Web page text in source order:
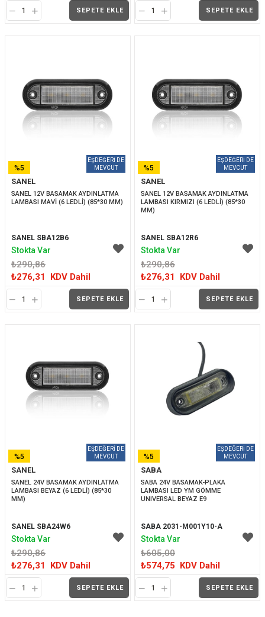
SEPETE EKLE SEPETE EKLE
SANEL
SANEL 12V BASAMAK AYDINLATMA
LAMBASI MAVİ (6 LEDLİ) (85*30 MM)
SANEL SBA12B6
₺290,86
₺276,31
KDV Dahil
SEPETE EKLE
%5
İNDIRIM
Stokta Var
SANEL
SANEL 12V BASAMAK AYDINLATMA
LAMBASI KIRMIZI (6 LEDLİ) (85*30
MM)
SANEL SBA12R6
₺290,86
₺276,31
KDV Dahil
SEPETE EKLE
%5
İNDIRIM
Stokta Var
SANEL
SANEL 24V BASAMAK AYDINLATMA
LAMBASI BEYAZ (6 LEDLİ) (85*30
MM)
SANEL SBA24W6
₺290,86
₺276,31
KDV Dahil
SEPETE EKLE
%5
İNDIRIM
Stokta Var
SABA
SABA 24V BASAMAK-PLAKA
LAMBASI LED YM GÖMME
UNIVERSAL BEYAZ E9
SABA 2031-M001Y10-A
₺605,00
₺574,75 KDV Dahil
SEPETE EKLE
%5
İNDIRIM
Stokta Var